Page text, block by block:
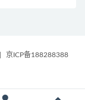
京ICP备188288388